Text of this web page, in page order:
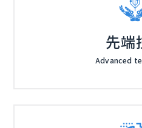
先端
Advanced